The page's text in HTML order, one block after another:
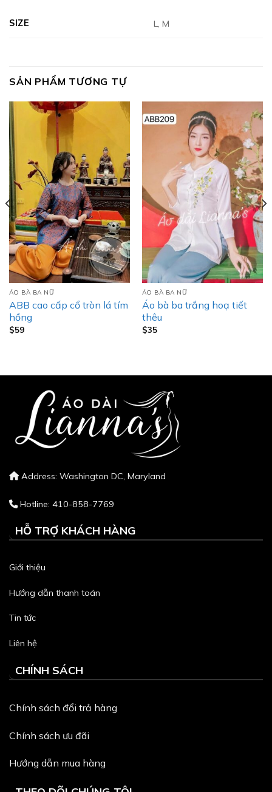
SIZE L, M
SẢN PHẨM TƯƠNG TỰ
ÁO BÀ BA NỮ
ABB cao cấp cổ tròn lá tím
hồng
$59
ÁO BÀ BA NỮ
Áo bà ba trắng hoạ tiết
thêu
$35
Address: Washington DC, Maryland
Hotline: 410-858-7769
HỖ TRỢ KHÁCH HÀNG
Giới thiệu
Hướng dẫn thanh toán
Tin tức
Liên hệ
CHÍNH SÁCH
Chính sách đổi trả hàng
Chính sách ưu đãi
Hướng dẫn mua hàng